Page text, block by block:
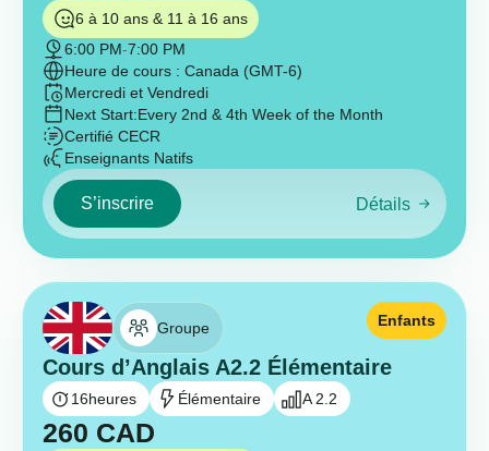
6 à 10 ans & 11 à 16 ans
6:00 PM-7:00 PM
Heure de cours : Canada (GMT-6)
Mercredi et Vendredi
Next Start:Every 2nd & 4th Week of the Month
Certifié CECR
Enseignants Natifs
S’inscrire Détails
Groupe
Cours d’Anglais A2.2 Élémentaire
Enfants
16heures Élémentaire A 2.2
260 CAD